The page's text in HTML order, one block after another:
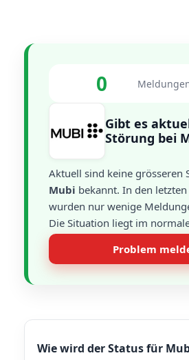
0
Gibt es
Störung bei
Aktuell sind keine grösseren
Mubi bekannt. In den
wurden nur wenige
Die Situation liegt im
Problem
Wie wird der Status für